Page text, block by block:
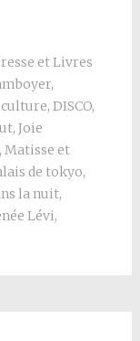
et Livres
,
culture, DISCO,
, Joie
Matisse et
de tokyo,
la nuit,
Lévi,